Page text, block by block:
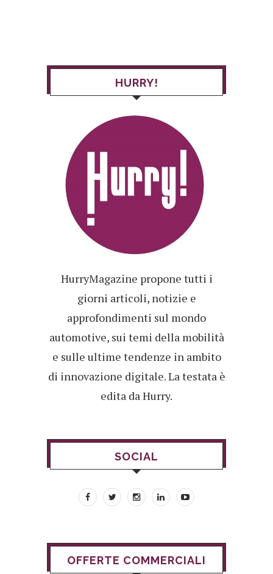
HURRY!
HurryMagazine propone tutti i
giorni articoli, notizie e
approfondimenti sul mondo
automotive, sui temi della mobilità
e sulle ultime tendenze in ambito
di innovazione digitale. La testata è
edita da Hurry.
SOCIAL
OFFERTE COMMERCIALI